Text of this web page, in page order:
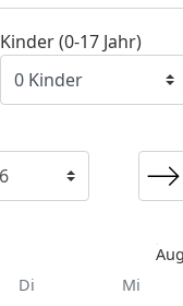
Di Mi
Kinder (0-17 Jahr)